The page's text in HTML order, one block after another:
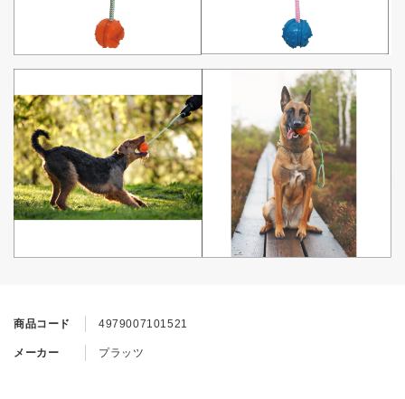
商品コード 4979007101521
メーカー プラッツ